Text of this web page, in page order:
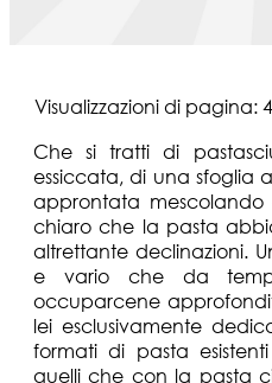
Visualizzazioni di pagina:
Che si tratti di
essiccata, di una sfoglia
approntata
chiaro che la pasta
altrettante declinazioni.
e vario che da
occuparcene
lei esclusivamente
formati di pasta
quelli che con la pasta